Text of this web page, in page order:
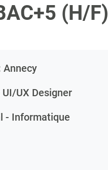
(H/F)
Annecy
UI/UX Designer
- Informatique